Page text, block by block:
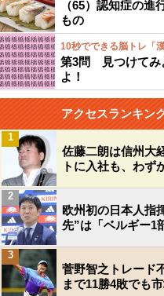
（65）認知症の
もの
10秒でできる脳トレ「
第3問 見つけてみ
よ！
アクセスランキン
佐藤二朗は信州大
トに入社も、わず
1
欧州初の日本人指
先”は「ベルギー1
2
菅野智之トレード
まで11勝4敗でも
3